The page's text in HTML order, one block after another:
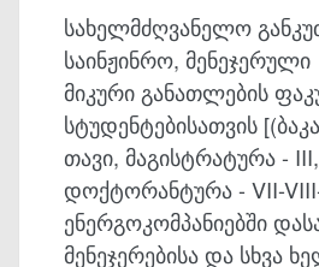
სახელმძღვანელო
საინჟინრო,
მიკური განათლების
სტუდენტებისათვის
თავი, მაგისტრატურა -
დოქტორანტურა - VII-
ენერგოკომპანიებში
მენეჯერებისა და სხვა